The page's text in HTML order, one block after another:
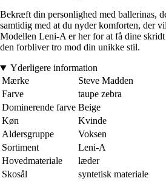
Bekræft din personlighed med ballerinas,
samtidig med at du nyder komforten, der
Modellen Leni-A er her for at få dine
den forbliver tro mod din unikke stil.
Yderligere information
Mærke
Steve Madden
Farve
taupe zebra
Dominerende farve Beige
Køn
Kvinde
Aldersgruppe
Voksen
Sortiment
Leni-A
Hovedmateriale
læder
Skosål
syntetisk materiale